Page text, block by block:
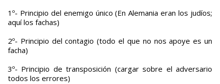
1º- Principio del enemigo único (En Alemania eran los judíos;
aquí los fachas)
2º- Principio del contagio (todo el que no nos apoye es un
facha)
3º- Principio de transposición (cargar sobre el adversario
todos los errores)